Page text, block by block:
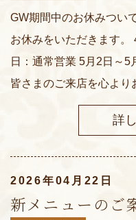
GW期間中のお休みつい
お休みをいただきます。
日：通常営業 5月2日～
皆さまのご来店を心よ
詳
2026年04月22日
新メニューのご